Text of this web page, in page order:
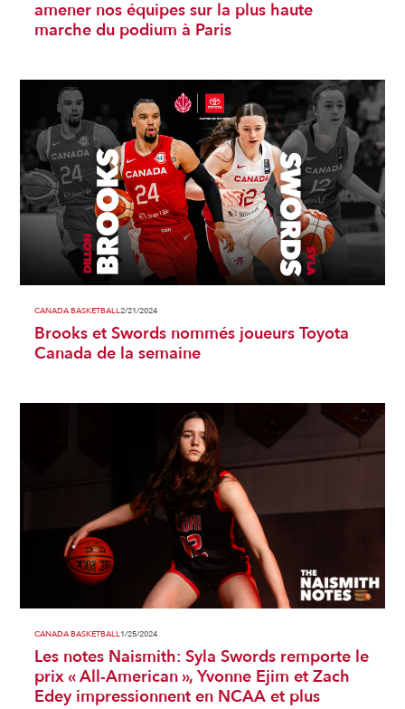
amener nos équipes sur la plus haute
marche du podium à Paris
CANADA BASKETBALL2/21/2024
Brooks et Swords nommés joueurs Toyota
Canada de la semaine
CANADA BASKETBALL1/25/2024
Les notes Naismith: Syla Swords remporte le
prix « All-American », Yvonne Ejim et Zach
Edey impressionnent en NCAA et plus